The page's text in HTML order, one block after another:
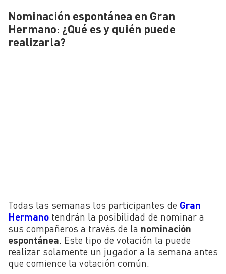
Nominación espontánea en Gran
Hermano: ¿Qué es y quién puede
realizarla?
Todas las semanas los participantes de Gran
Hermano tendrán la posibilidad de nominar a
sus compañeros a través de la nominación
espontánea. Este tipo de votación la puede
realizar solamente un jugador a la semana antes
que comience la votación común.